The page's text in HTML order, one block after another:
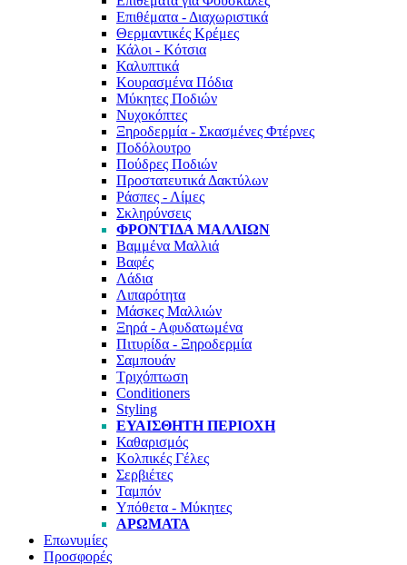
Επιθέματα - Διαχωριστικά
Θερμαντικές Κρέμες
Κάλοι - Κότσια
Καλυπτικά
Κουρασμένα Πόδια
Μύκητες Ποδιών
Νυχοκόπτες
Ξηροδερμία - Σκασμένες Φτέρνες
Ποδόλουτρο
Πούδρες Ποδιών
Προστατευτικά Δακτύλων
Ράσπες - Λίμες
Σκληρύνσεις
ΦΡΟΝΤΊΔΑ ΜΑΛΛΙΏΝ
Βαμμένα Μαλλιά
Βαφές
Λάδια
Λιπαρότητα
Μάσκες Μαλλιών
Ξηρά - Αφυδατωμένα
Πιτυρίδα - Ξηροδερμία
Σαμπουάν
Τριχόπτωση
Conditioners
Styling
ΕΥΑΊΣΘΗΤΗ ΠΕΡΙΟΧΉ
Καθαρισμός
Κολπικές Γέλες
Σερβιέτες
Ταμπόν
Υπόθετα - Μύκητες
ΑΡΏΜΑΤΑ
Επωνυμίες
Προσφορές